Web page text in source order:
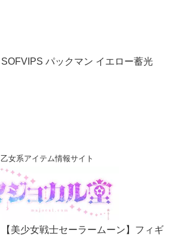
SOFVIPS パックマン イエロー蓄光
乙女系アイテム情報サイト
【美少女戦士セーラームーン】フィギ